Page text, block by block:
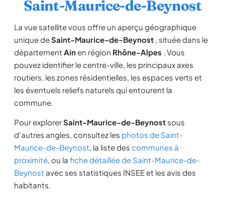
Saint-Maurice-de-Beynost
La vue satellite vous offre un aperçu géographique
unique deSaint-Maurice-de-Beynost , située dans le
département Ainen région Rhône-Alpes . Vous
pouvez identifier le centre-ville, les principaux axes
routiers, les zones résidentielles, les espaces verts et
les éventuels reliefs naturels qui entourent la
commune.
Pour explorerSaint-Maurice-de-Beynost sous
d'autres angles, consultez les photos de Saint-
Maurice-de-Beynost, la liste des communes à
proximité, ou la fiche détaillée de Saint-Maurice-de-
Beynost avec ses statistiques INSEE et les avis des
habitants.